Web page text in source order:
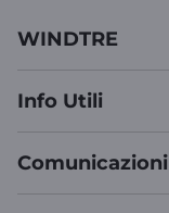
WINDTRE
Info Utili
Comunicazioni